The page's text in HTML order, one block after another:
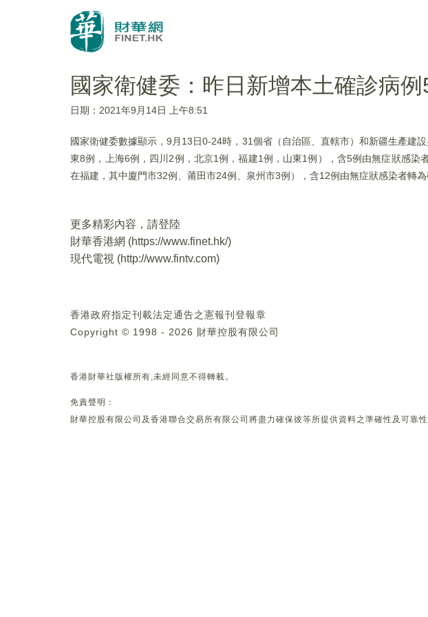
國家衛健委：昨日新增本土確診病
日期：2021年9月14日 上午8:51
國家衛健委數據顯示，9月13日0-24時，31個省（自治區、直轄市）和新疆生產建
東8例，上海6例，四川2例，北京1例，福建1例，山東1例），含5例由無症狀感
在福建，其中廈門市32例、莆田市24例、泉州市3例），含12例由無症狀感染者轉
更多精彩內容，請登陸
財華香港網 (https://www.finet.hk/)
現代電視 (http://www.fintv.com)
香港政府指定刊載法定通告之憲報刊登報章
Copyright © 1998 - 2026 財華控股有限公司
香港財華社版權所有,未經同意不得轉載。
免責聲明：
財華控股有限公司及香港聯合交易所有限公司將盡力確保彼等所提供資料之準確性及可靠